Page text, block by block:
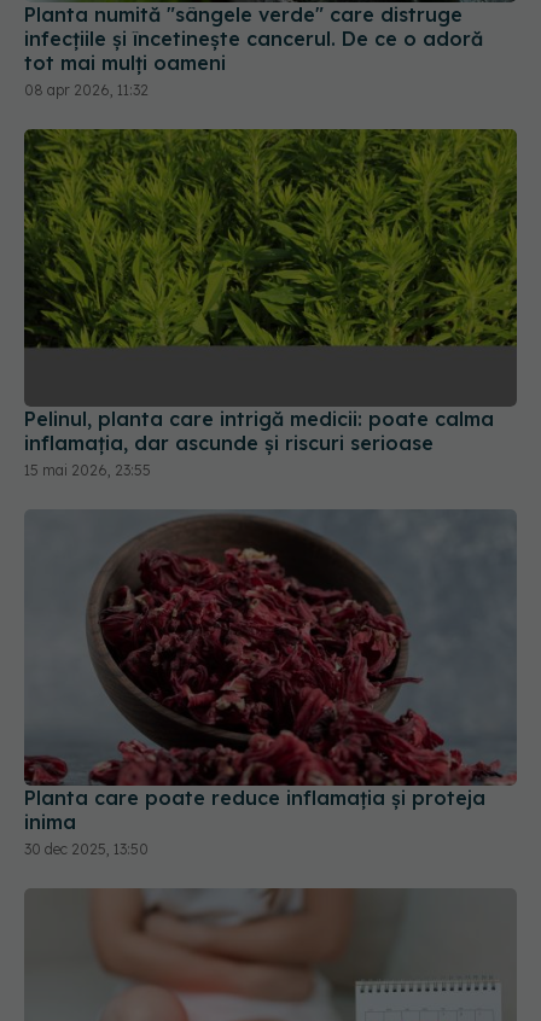
Planta numită "sângele verde" care distruge
infecțiile și încetinește cancerul. De ce o adoră
tot mai mulți oameni
08 apr 2026, 11:32
Pelinul, planta care intrigă medicii: poate calma
inflamația, dar ascunde și riscuri serioase
15 mai 2026, 23:55
Planta care poate reduce inflamația și proteja
inima
30 dec 2025, 13:50